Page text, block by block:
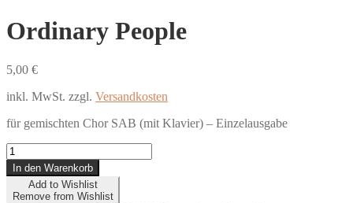
Ordinary People
5,00 €
inkl. MwSt. zzgl. Versandkosten
für gemischten Chor SAB (mit Klavier) – Einzelausgabe
Ordinary
People
Menge
In den Warenkorb
Add to Wishlist
Remove from Wishlist